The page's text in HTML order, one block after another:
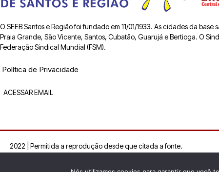
O SEEB Santos e Região foi fundado em 11/01/1933. As cidades da
Praia Grande, São Vicente, Santos, Cubatão, Guarujá e Bertioga. O
Federação Sindical Mundial (FSM).
Política de Privacidade
ACESSAR EMAIL
2022 | Permitida a reprodução desde que citada a fonte.